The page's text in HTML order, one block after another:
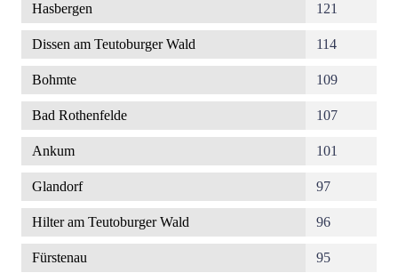
Hasbergen 121
Dissen am Teutoburger Wald 114
Bohmte 109
Bad Rothenfelde 107
Ankum 101
Glandorf 97
Hilter am Teutoburger Wald 96
Fürstenau 95